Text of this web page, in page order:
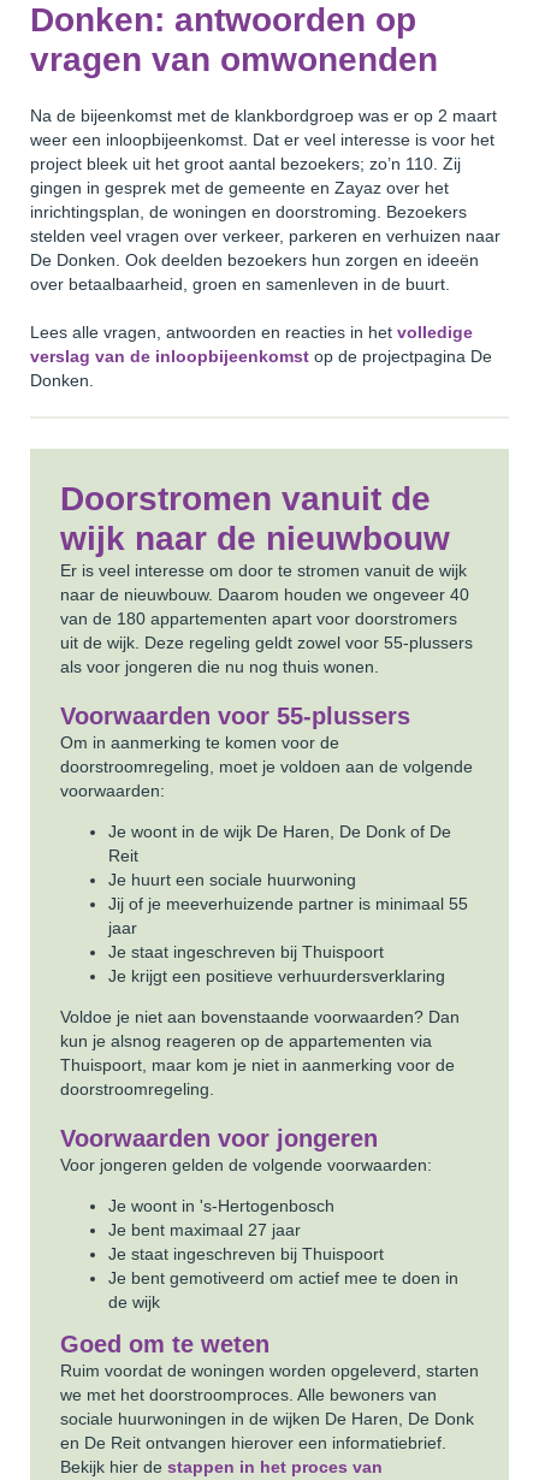
Donken: antwoorden op
vragen van omwonenden
Na de bijeenkomst met de klankbordgroep was er op 2 maart
weer een inloopbijeenkomst. Dat er veel interesse is voor het
project bleek uit het groot aantal bezoekers; zo’n 110. Zij
gingen in gesprek met de gemeente en Zayaz over het
inrichtingsplan, de woningen en doorstroming. Bezoekers
stelden veel vragen over verkeer, parkeren en verhuizen naar
De Donken. Ook deelden bezoekers hun zorgen en ideeën
over betaalbaarheid, groen en samenleven in de buurt.
Lees alle vragen, antwoorden en reacties in het volledige
verslag van de inloopbijeenkomst op de projectpagina De
Donken.
Doorstromen vanuit de
wijk naar de nieuwbouw
Er is veel interesse om door te stromen vanuit de wijk
naar de nieuwbouw. Daarom houden we ongeveer 40
van de 180 appartementen apart voor doorstromers
uit de wijk. Deze regeling geldt zowel voor 55‑plussers
als voor jongeren die nu nog thuis wonen.
Voorwaarden voor 55-plussers
Om in aanmerking te komen voor de
doorstroomregeling, moet je voldoen aan de volgende
voorwaarden:
Je woont in de wijk De Haren, De Donk of De
Reit
Je huurt een sociale huurwoning
Jij of je meeverhuizende partner is minimaal 55
jaar
Je staat ingeschreven bij Thuispoort
Je krijgt een positieve verhuurdersverklaring
Voldoe je niet aan bovenstaande voorwaarden? Dan
kun je alsnog reageren op de appartementen via
Thuispoort, maar kom je niet in aanmerking voor de
doorstroomregeling.
Voorwaarden voor jongeren
Voor jongeren gelden de volgende voorwaarden:
Je woont in 's-Hertogenbosch
Je bent maximaal 27 jaar
Je staat ingeschreven bij Thuispoort
Je bent gemotiveerd om actief mee te doen in
de wijk
Goed om te weten
Ruim voordat de woningen worden opgeleverd, starten
we met het doorstroomproces. Alle bewoners van
sociale huurwoningen in de wijken De Haren, De Donk
en De Reit ontvangen hierover een informatiebrief.
Bekijk hier de stappen in het proces van